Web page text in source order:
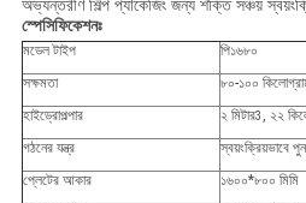
অভ্যন্তরীণ শিল্প প্যাকেজিং জন্য শক্তি সঞ্চয়
স্পেসিফিকেশনঃ
মডেল টাইপ
পি১৬৮০
সক্ষমতা
৮০-১০০
হাইড্রোপল্পার
২ মিটার3 , ২২
গঠনের যন্ত্র
স্বয়ংক্রিয়ভাবে
প্লেটের আকার
১৬০০*৮০০ মিমি